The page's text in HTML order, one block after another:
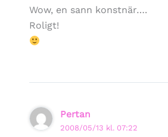
Wow, en sann konstnär….
Roligt!
Pertan
2008/05/13 kl. 07:22